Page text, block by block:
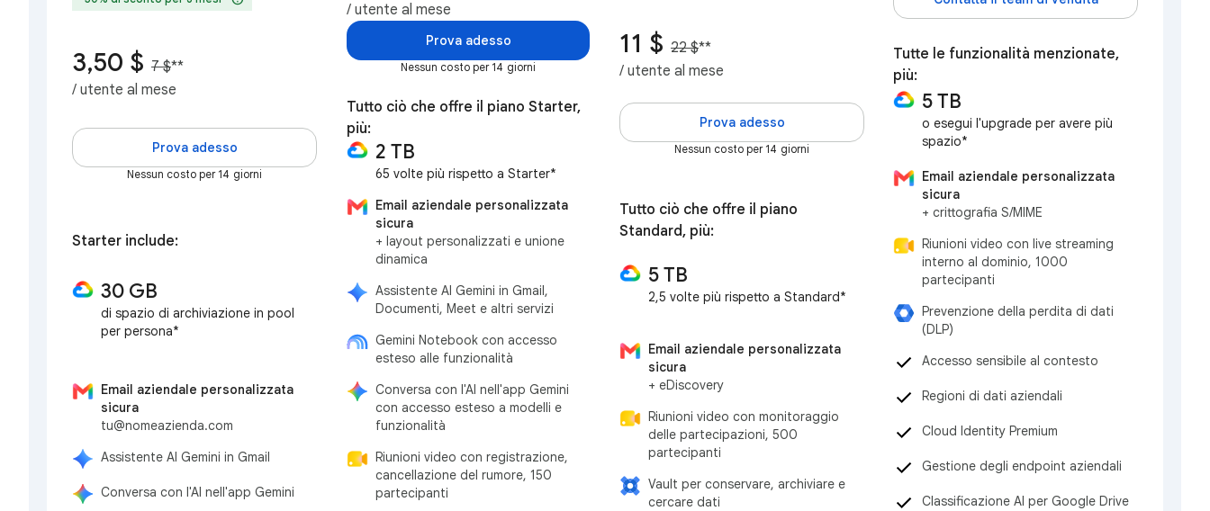
3,50 $ 7 $**
/ utente al mese
Prova adesso
Nessun costo per 14 giorni
Starter include:
30 GB
di spazio di archiviazione in pool
per persona*
Email aziendale personalizzata
sicura
tu@nomeazienda.com
Assistente AI Gemini in Gmail
Conversa con l'AI nell'app Gemini
/ utente al mese
Prova adesso
Nessun costo per 14 giorni
Tutto ciò che offre il piano Starter,
più:
2 TB
65 volte più rispetto a Starter*
Email aziendale personalizzata
sicura
+ layout personalizzati e unione
dinamica
Assistente AI Gemini in Gmail,
Documenti, Meet e altri servizi
Gemini Notebook con accesso
esteso alle funzionalità
Conversa con l'AI nell'app Gemini
con accesso esteso a modelli e
funzionalità
Riunioni video con registrazione,
cancellazione del rumore, 150
partecipanti
11 $ 22 $**
/ utente al mese
Prova adesso
Nessun costo per 14 giorni
Tutto ciò che offre il piano
Standard, più:
5 TB
2,5 volte più rispetto a Standard*
Email aziendale personalizzata
sicura
+ eDiscovery
Riunioni video con monitoraggio
delle partecipazioni, 500
partecipanti
Vault per conservare, archiviare e
cercare dati
Tutte le funzionalità menzionate,
più:
5 TB
o esegui l'upgrade per avere più
spazio*
Email aziendale personalizzata
sicura
+ crittografia S/MIME
Riunioni video con live streaming
interno al dominio, 1000
partecipanti
Prevenzione della perdita di dati
(DLP)
Accesso sensibile al contesto
Regioni di dati aziendali
Cloud Identity Premium
Gestione degli endpoint aziendali
Classificazione AI per Google Drive